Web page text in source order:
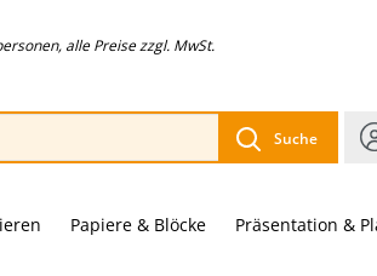
alle Preise zzgl. MwSt.
Suche
Papiere & Blöcke Präsentation &